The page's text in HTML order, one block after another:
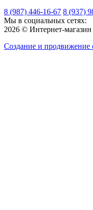
8 (987) 446-16-67 8 (937)
Мы в социальных сетях:
2026 © Интернет-магазин
Создание и продвижение